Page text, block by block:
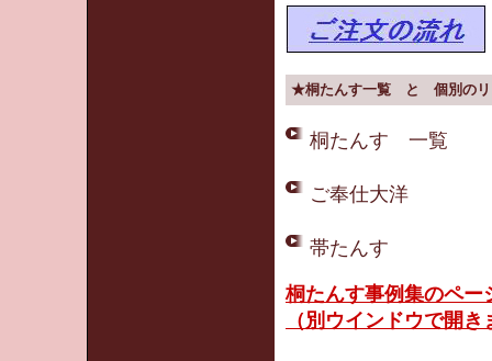
★桐たんす一覧 と 個別の
桐たんす 一覧
ご奉仕大洋
帯たんす
桐たんす事例集のペー
（別ウインドウで開き